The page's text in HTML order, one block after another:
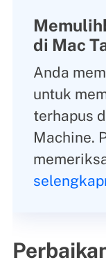
di Mac
Anda
untuk
terhapus
Machine.